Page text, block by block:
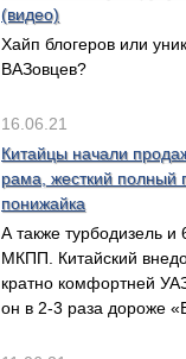
(видео)
Хайп блогеров или
ВАЗовцев?
16.06.21
Китайцы начали
рама, жесткий полный
понижайка
А также турбодизель и
МКПП. Китайский
кратно комфортней
он в 2-3 раза дороже